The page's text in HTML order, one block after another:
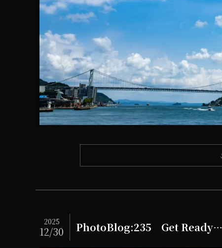
PhotoBlog:235 Get Ready…
2025
12/30